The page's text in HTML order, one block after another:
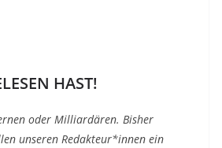
HAST!
oder Milliardären. Bisher
unseren Redakteur*innen ein